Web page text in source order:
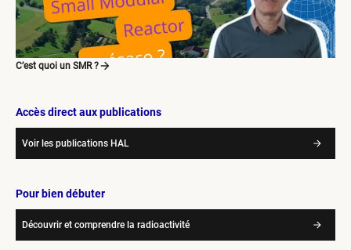
C’est quoi un SMR ?
Accès direct aux publications
Voir les publications HAL
Pour bien débuter
Découvrir et comprendre la radioactivité